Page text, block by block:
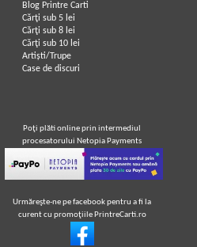
Blog Printre Carti
Cărţi sub 5 lei
Cărţi sub 8 lei
Cărţi sub 10 lei
Artiști/Trupe
Case de discuri
Poţi plăti online prin intermediul
procesatorului Netopia Payments
Urmăreşte-ne pe facebook pentru a fi la
curent cu promoţiile PrintreCarti.ro